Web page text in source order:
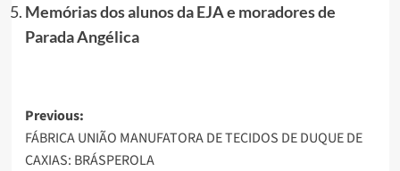
Memórias dos alunos da EJA e moradores de
Parada Angélica
Post
navigation
Previous:
FÁBRICA UNIÃO MANUFATORA DE TECIDOS DE DUQUE DE
CAXIAS: BRÁSPEROLA